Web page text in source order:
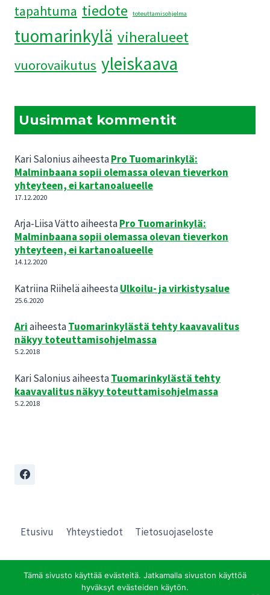
tapahtuma tiedote toteuttamisohjelma
tuomarinkylä viheralueet
vuorovaikutus yleiskaava
Uusimmat kommentit
Kari SaloniusaiheestaPro Tuomarinkylä:
Malminbaana sopii olemassa olevan tieverkon
yhteyteen, ei kartanoalueelle
17.12.2020
Arja-Liisa VättoaiheestaPro Tuomarinkylä:
Malminbaana sopii olemassa olevan tieverkon
yhteyteen, ei kartanoalueelle
14.12.2020
Katriina RiiheläaiheestaUlkoilu- ja virkistysalue
25.6.2020
AriaiheestaTuomarinkylästä tehty kaavavalitus
näkyy toteuttamisohjelmassa
5.2.2018
Kari SaloniusaiheestaTuomarinkylästä tehty
kaavavalitus näkyy toteuttamisohjelmassa
5.2.2018
Etusivu Yhteystiedot Tietosuojaseloste
Tämä sivusto käyttää evästeitä. Jatkamalla sivuston käyttöä
hyväksyt evästeiden käytön.